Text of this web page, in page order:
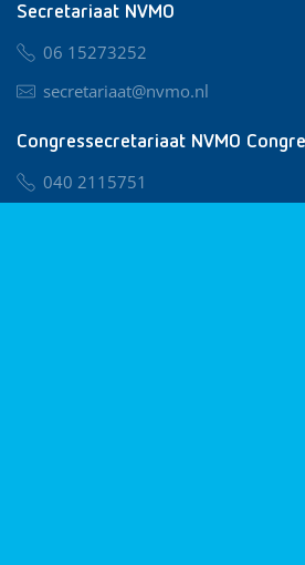
Secretariaat NVMO
06 15273252
secretariaat@nvmo.nl
Congressecretariaat NVMO
040 2115751